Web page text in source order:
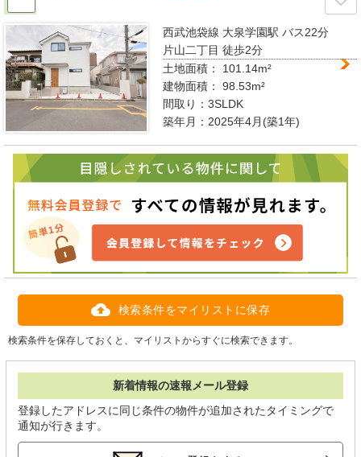
西武池袋線 大泉学園駅バス22分
片山二丁目 徒歩2分
土地面積： 101.14m²
建物面積：98.53m²
間取り：3SLDK
築年月：2025年4月(築1年)
検索条件をマイリストに保存
検索条件を保存しておくと、マイリストからすぐに検索できます。
新着情報の速報メール登録
登録したアドレスに同じ条件の物件が追加されたタイミングで
通知が行きます。